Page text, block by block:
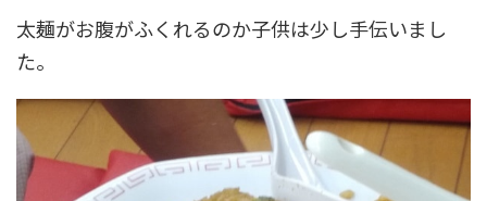
太麺がお腹がふくれるのか子供は少し手伝いまし
た。